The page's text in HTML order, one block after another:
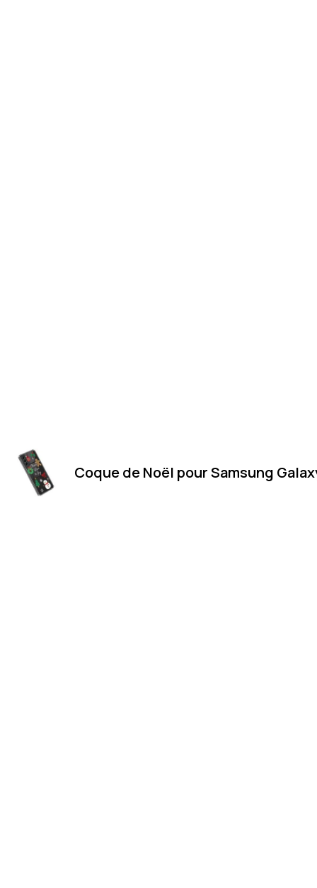
Coque de Noël pour Samsung